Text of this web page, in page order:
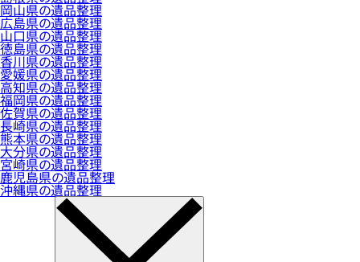
岡山県の遺品整理
広島県の遺品整理
山口県の遺品整理
徳島県の遺品整理
香川県の遺品整理
愛媛県の遺品整理
高知県の遺品整理
福岡県の遺品整理
佐賀県の遺品整理
長崎県の遺品整理
熊本県の遺品整理
大分県の遺品整理
宮崎県の遺品整理
鹿児島県の遺品整理
沖縄県の遺品整理